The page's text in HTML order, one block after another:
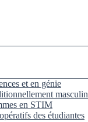
et en génie
en STIM
des étudiantes